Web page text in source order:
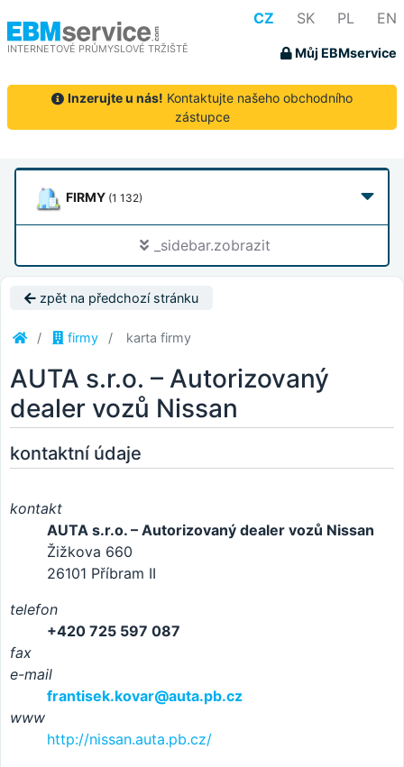
INTERNETOVÉ PRŮMYSLOVÉ TRŽIŠTĚ
CZ SK PL EN
Můj EBMservice
Inzerujte u nás! Kontaktujte našeho obchodního
zástupce
FIRMY (1 132)
_sidebar.zobrazit
zpět na předchozí stránku
firmy karta firmy
AUTA s.r.o. – Autorizovaný
dealer vozů Nissan
kontaktní údaje
kontakt
AUTA s.r.o. – Autorizovaný dealer vozů Nissan
Žižkova 660
26101 Příbram II
telefon
+420 725 597 087
fax
e-mail
frantisek.kovar@auta.pb.cz
www
http://nissan.auta.pb.cz/